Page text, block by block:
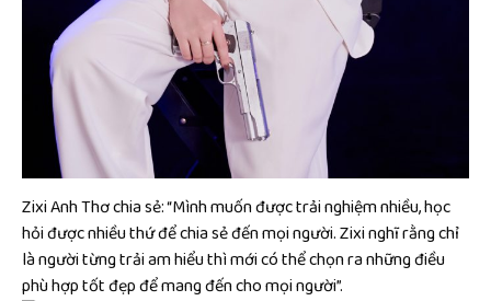
Zixi Anh Thơ chia sẻ: “Mình muốn được trải nghiệm nhiều, học
hỏi được nhiều thứ để chia sẻ đến mọi người. Zixi nghĩ rằng chỉ
là người từng trải am hiểu thì mới có thể chọn ra những điều
phù hợp tốt đẹp để mang đến cho mọi người”.